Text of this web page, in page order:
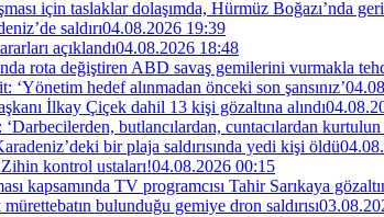
için taslaklar dolaşımda, Hürmüz Boğazı’nda
saldırı04.08.2026 19:39
açıklandı04.08.2026 18:48
rota değiştiren ABD savaş gemilerini vurmakla
‘Yönetim hedef alınmadan önceki son şansınız’
İlkay Çiçek dahil 13 kişi gözaltına alındı
‘Darbecilerden, butlancılardan, cuntacılardan
bir plaja saldırısında yedi kişi öldü
kontrol ustaları!04.08.2026 00:15
kapsamında TV programcısı Tahir Sarıkaya
bulunduğu gemiye dron saldırısı